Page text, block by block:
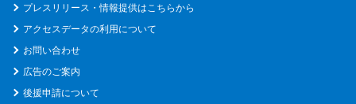
プレスリリース・情報提供はこちらから
アクセスデータの利用について
お問い合わせ
広告のご案内
後援申請について